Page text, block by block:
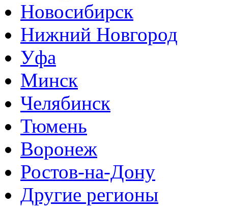
Новосибирск
Нижний Новгород
Уфа
Минск
Челябинск
Тюмень
Воронеж
Ростов-на-Дону
Другие регионы